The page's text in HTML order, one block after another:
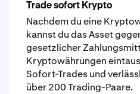
Trade sofort Krypto
Nachdem du eine
kannst du das Asset
gesetzlicher
Kryptowährungen
Sofort-Trades und
über 200 Trading-Paare.